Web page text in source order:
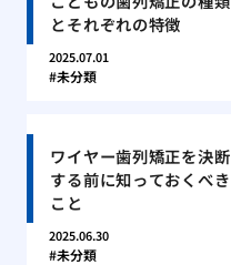
とそれぞれの特徴
2025.07.01
未分類
ワイヤー歯列矯正を決断
する前に知っておくべき
こと
2025.06.30
未分類